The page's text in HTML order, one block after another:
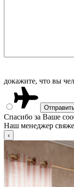
докажите, что вы
Спасибо за Ваше
Наш менеджер